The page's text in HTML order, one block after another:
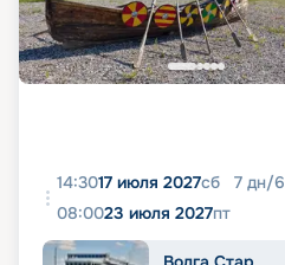
14:3017 июля 2027сб 7 дн/6
08:0023 июля 2027пт